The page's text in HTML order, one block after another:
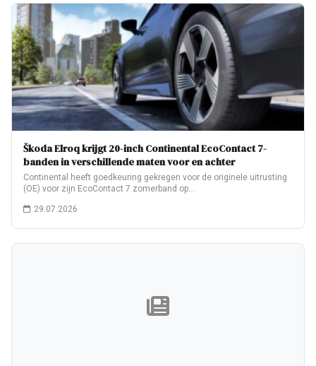
Škoda Elroq krijgt 20-inch Continental EcoContact 7-
banden in verschillende maten voor en achter
Continental heeft goedkeuring gekregen voor de originele uitrusting
(OE) voor zijn EcoContact 7 zomerband op…
29.07.2026